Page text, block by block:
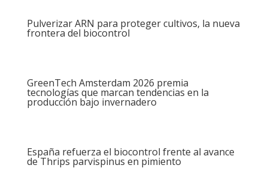
Pulverizar ARN para proteger cultivos, la nueva
frontera del biocontrol
GreenTech Amsterdam 2026 premia
tecnologías que marcan tendencias en la
producción bajo invernadero
España refuerza el biocontrol frente al avance
de Thrips parvispinus en pimiento